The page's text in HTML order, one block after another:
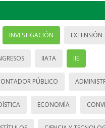
INVESTIGACIÓN EXTENSIÓN
IIATA IIE
PÚBLICO
ECONOMÍA